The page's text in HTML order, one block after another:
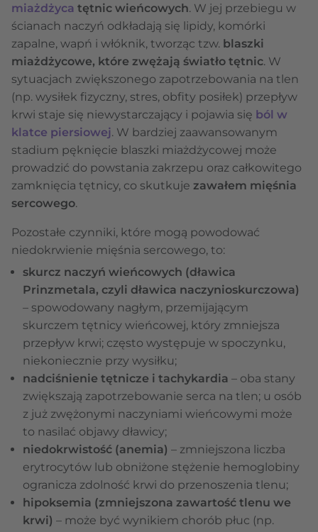
miażdżyca tętnic wieńcowych. W jej przebiegu w
ścianach naczyń odkładają się lipidy, komórki
zapalne, wapń i włóknik, tworząc tzw. blaszki
miażdżycowe, które zwężają światło tętnic. W
sytuacjach zwiększonego zapotrzebowania na tlen
(np. wysiłek fizyczny, stres, obfity posiłek) przepływ
krwi staje się niewystarczający i pojawia się ból w
klatce piersiowej. W bardziej zaawansowanym
stadium pęknięcie blaszki miażdżycowej może
prowadzić do powstania zakrzepu oraz całkowitego
zamknięcia tętnicy, co skutkuje zawałem mięśnia
sercowego.
Pozostałe czynniki, które mogą powodować
niedokrwienie mięśnia sercowego, to:
skurcz naczyń wieńcowych (dławica
Prinzmetala, czyli dławica naczynioskurczowa)
– spowodowany nagłym, przemijającym
skurczem tętnicy wieńcowej, który zmniejsza
przepływ krwi; często występuje w spoczynku,
niekoniecznie przy wysiłku;
nadciśnienie tętnicze i tachykardia – oba stany
zwiększają zapotrzebowanie serca na tlen; u osób
z już zwężonymi naczyniami wieńcowymi może
to nasilać objawy dławicy;
niedokrwistość (anemia) – zmniejszona liczba
erytrocytów lub obniżone stężenie hemoglobiny
ogranicza zdolność krwi do przenoszenia tlenu;
hipoksemia (zmniejszona zawartość tlenu we
krwi) – może być wynikiem chorób płuc (np.